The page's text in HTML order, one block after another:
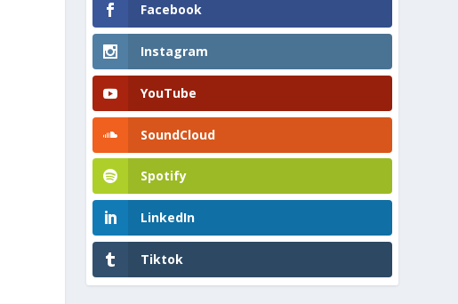
Facebook
Instagram
YouTube
SoundCloud
Spotify
LinkedIn
Tiktok